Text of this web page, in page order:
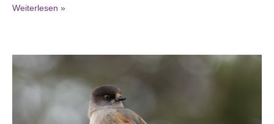
Weiterlesen »